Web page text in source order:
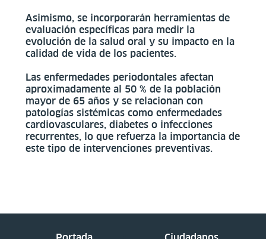
Asimismo, se incorporarán herramientas de
evaluación específicas para medir la
evolución de la salud oral y su impacto en la
calidad de vida de los pacientes.
Las enfermedades periodontales afectan
aproximadamente al 50 % de la población
mayor de 65 años y se relacionan con
patologías sistémicas como enfermedades
cardiovasculares, diabetes o infecciones
recurrentes, lo que refuerza la importancia de
este tipo de intervenciones preventivas.